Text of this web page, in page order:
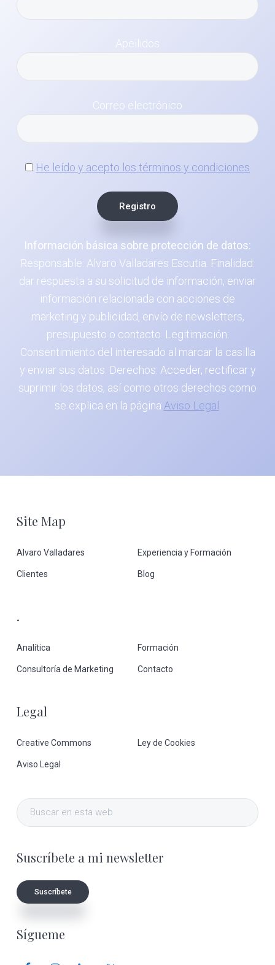
Apellidos
Correo electrónico
He leído y acepto los términos y condiciones
Información básica sobre protección de datos:
Responsable: Alvaro Valladares Escutia. Finalidad:
dar respuesta a su solicitud de información, enviar
información relacionada con acciones de
marketing y publicidad, envío de newsletters,
presupuesto o contacto. Legitimación:
Consentimiento del interesado al marcar la casilla
y enviar sus datos. Derechos: Acceder, rectificar y
suprimir los datos, así como otros derechos como
se explica en la página Aviso Legal
Footer
Site Map
Alvaro Valladares Experiencia y Formación
Clientes Blog
.
Analítica Formación
Consultoría de Marketing Contacto
Legal
Creative Commons Ley de Cookies
Aviso Legal
Buscar
en
web
Suscríbete a mi newsletter
Suscríbete
Sígueme